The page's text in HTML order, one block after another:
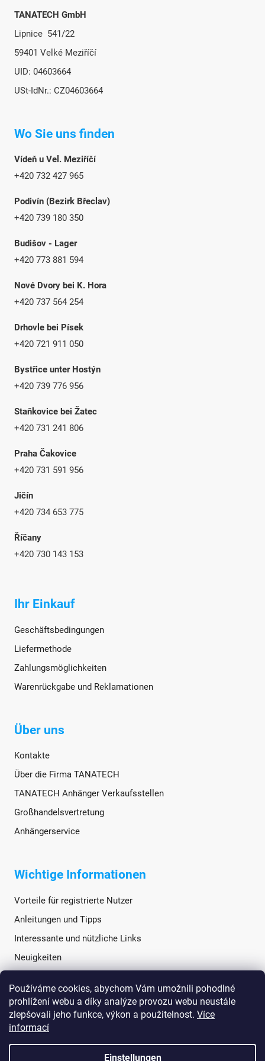
Používáme cookies, abychom Vám umožnili pohodlné
prohlížení webu a díky analýze provozu webu neustále
zlepšovali jeho funkce, výkon a použitelnost. Více
informací
Einstellungen
TANATECH GmbH
Lipnice 541/22
59401 Velké Meziříčí
UID: 04603664
USt-IdNr.: CZ04603664
Wo Sie uns finden
Vídeň u Vel. Meziříčí
+420 732 427 965
Podivín (Bezirk Břeclav)
+420 739 180 350
Budišov - Lager
+420 773 881 594
Nové Dvory bei K. Hora
+420 737 564 254
Drhovle bei Písek
+420 721 911 050
Bystřice unter Hostýn
+420 739 776 956
Staňkovice bei Žatec
+420 731 241 806
Praha Čakovice
+420 731 591 956
Jičín
+420 734 653 775
Říčany
+420 730 143 153
Ihr Einkauf
Geschäftsbedingungen
Liefermethode
Zahlungsmöglichkeiten
Warenrückgabe und Reklamationen
Über uns
Kontakte
Über die Firma TANATECH
TANATECH Anhänger Verkaufsstellen
Großhandelsvertretung
Anhängerservice
Wichtige Informationen
Vorteile für registrierte Nutzer
Anleitungen und Tipps
Interessante und nützliche Links
Neuigkeiten
Soziale Netzwerke